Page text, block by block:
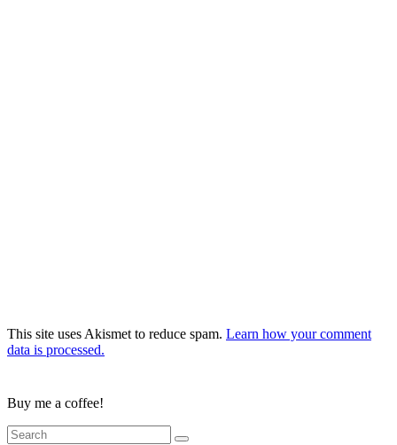
This site uses Akismet to reduce spam. Learn how your comment
data is processed.
Buy me a coffee!